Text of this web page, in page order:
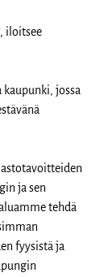
iloitsee
kaupunki, jossa
ja sen
tehdä
fyysistä ja